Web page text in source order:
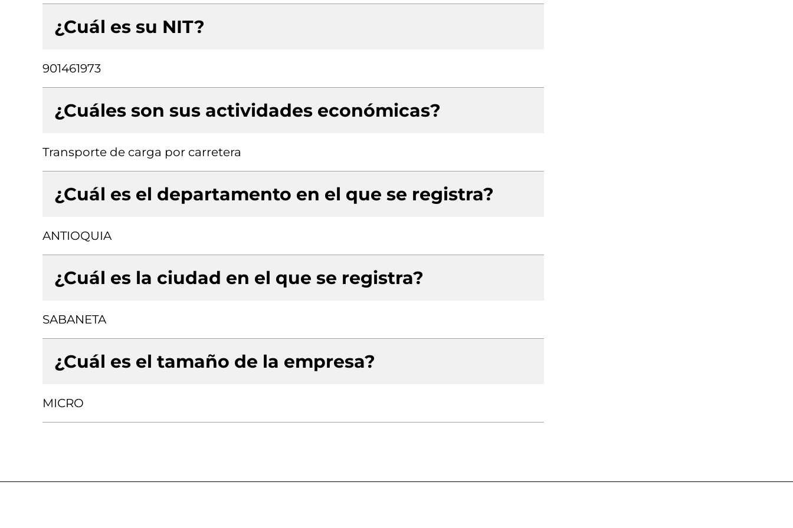
¿Cuál es su NIT?
901461973
¿Cuáles son sus actividades económicas?
Transporte de carga por carretera
¿Cuál es el departamento en el que se registra?
ANTIOQUIA
¿Cuál es la ciudad en el que se registra?
SABANETA
¿Cuál es el tamaño de la empresa?
MICRO